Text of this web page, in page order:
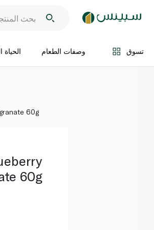
تسوق وصفات الطعام الحياة
اضف الى السلة
60g
60g